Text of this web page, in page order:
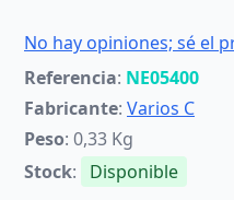
No hay opiniones; sé el
Referencia: NE05400
Fabricante: Varios C
Peso: 0,33 Kg
Stock: Disponible